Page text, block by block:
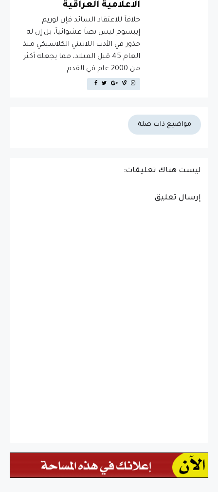
الاعلامية العراقية
خلافاَ للاعتقاد السائد فإن لوريم
إيبسوم ليس نصاَ عشوائياً، بل إن له
جذور في الأدب اللاتيني الكلاسيكي منذ
العام 45 قبل الميلاد، مما يجعله أكثر
من 2000 عام في القدم.
مواضيع ذات صلة
ليست هناك تعليقات:
إرسال تعليق